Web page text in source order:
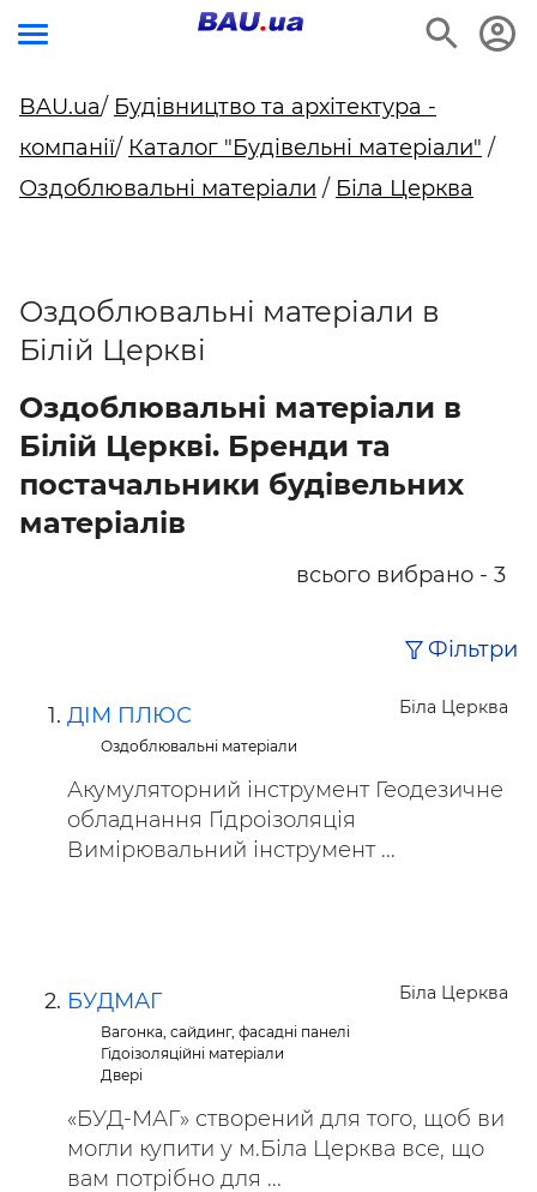
BAU.ua/ Будівництво та архітектура -
компанії/ Каталог "Будівельні матеріали" /
Оздоблювальні матеріали / Біла Церква
Оздоблювальні матеріали в
Білій Церкві
Оздоблювальні матеріали в
Білій Церкві. Бренди та
постачальники будівельних
матеріалів
всього вибрано - 3
Фільтри
Біла Церква
ДІМ ПЛЮС
Оздоблювальні матеріали
Акумуляторний інструмент Геодезичне
обладнання Гідроізоляція
Вимірювальний інструмент ...
Біла Церква
БУДМАГ
Вагонка, сайдинг, фасадні панелі
Гідоізоляційні матеріали
Двері
«БУД-МАГ» створений для того, щоб ви
могли купити у м.Біла Церква все, що
вам потрібно для ...